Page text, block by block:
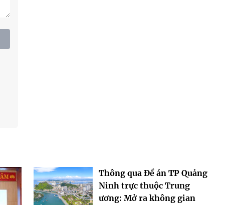
Thông qua Đề án TP Quảng
Ninh trực thuộc Trung
ương: Mở ra không gian